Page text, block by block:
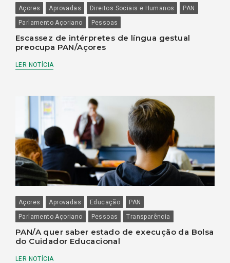
Açores Aprovadas Direitos Sociais e Humanos
PAN
Parlamento Açoriano
Pessoas
Escassez de intérpretes de língua gestual
preocupa PAN/Açores
LER NOTÍCIA
Açores Aprovadas Educação
PAN
Parlamento Açoriano
Pessoas Transparência
PAN/A quer saber estado de execução da Bolsa
do Cuidador Educacional
LER NOTÍCIA